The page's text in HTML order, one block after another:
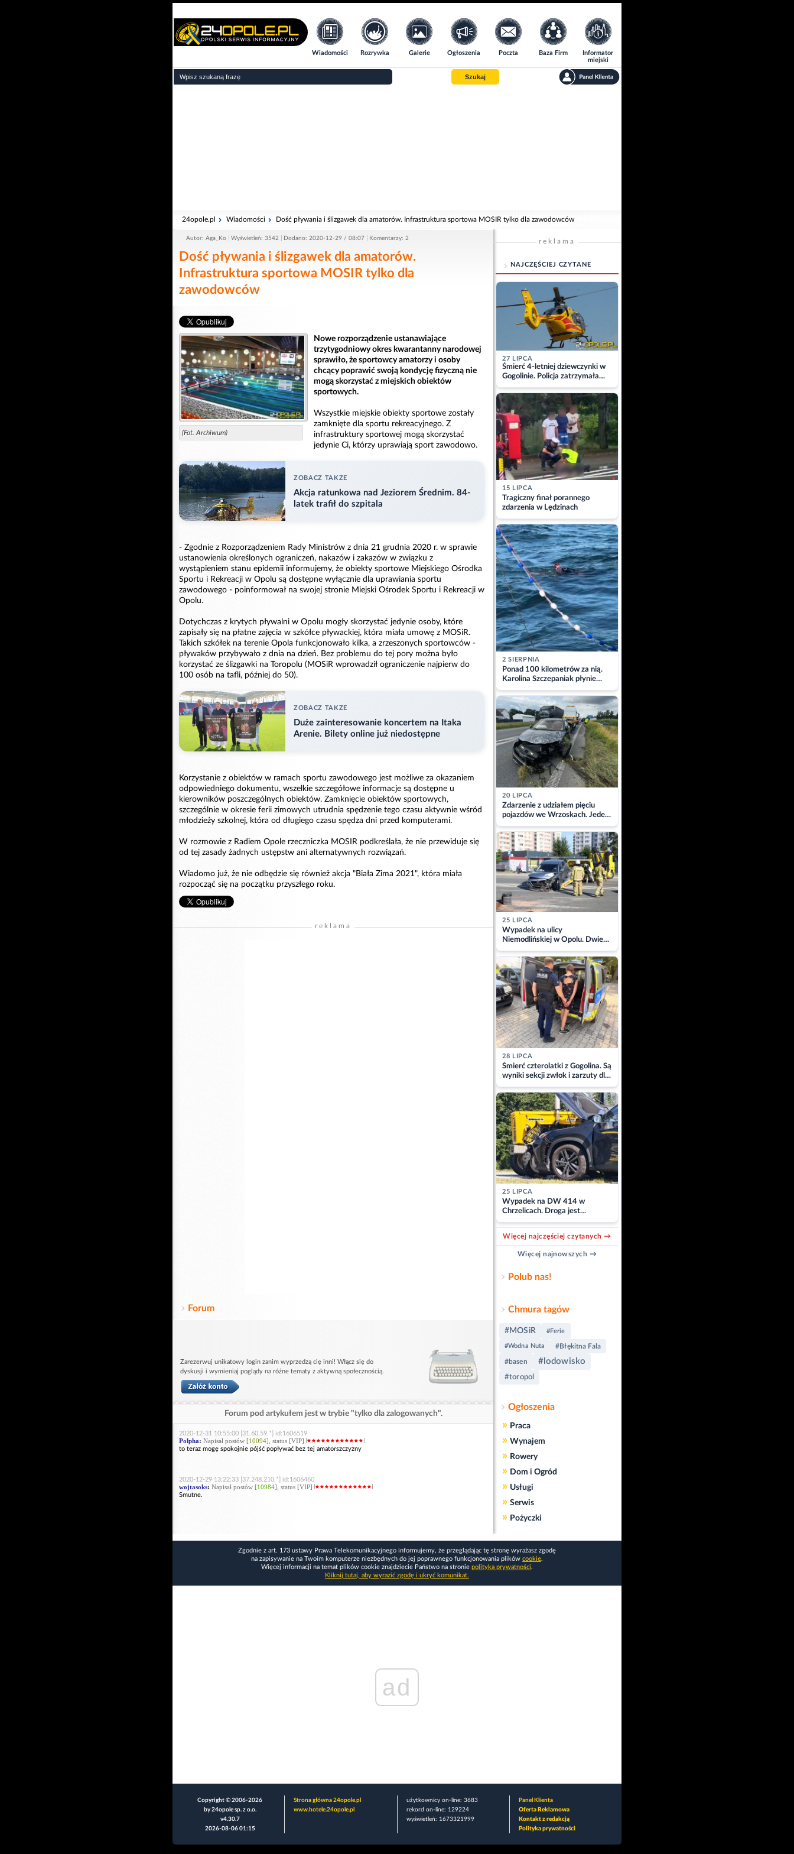
Wiadomości Rozrywka Galerie Ogłoszenia Poczta Baza Firm
Informator
miejski
Szukaj
24opole.pl Wiadomości Dość pływania i ślizgawek dla amatorów. Infrastruktura sportowa MOSIR tylko dla zawodowców
Autor: Aga_Ko Wyświetleń: 3542 Dodano: 2020-12-29 / 08:07 Komentarzy: 2
Dość pływania i ślizgawek dla amatorów.
Infrastruktura sportowa MOSIR tylko dla
zawodowców
(Fot. Archiwum)
Nowe rozporządzenie ustanawiające
trzytygodniowy okres kwarantanny narodowej
sprawiło, że sportowcy amatorzy i osoby
chcący poprawić swoją kondycję fizyczną nie
mogą skorzystać z miejskich obiektów
sportowych.
Wszystkie miejskie obiekty sportowe zostały
zamknięte dla sportu rekreacyjnego. Z
infrastruktury sportowej mogą skorzystać
jedynie Ci, którzy uprawiają sport zawodowo.
ZOBACZ TAKZE
Akcja ratunkowa nad Jeziorem Średnim. 84-
latek trafił do szpitala
- Zgodnie z Rozporządzeniem Rady Ministrów z dnia 21 grudnia 2020 r. w sprawie
ustanowienia określonych ograniczeń, nakazów i zakazów w związku z
wystąpieniem stanu epidemii informujemy, że obiekty sportowe Miejskiego Ośrodka
Sportu i Rekreacji w Opolu są dostępne wyłącznie dla uprawiania sportu
zawodowego - poinformował na swojej stronie Miejski Ośrodek Sportu i Rekreacji w
Opolu.
Dotychczas z krytych pływalni w Opolu mogły skorzystać jedynie osoby, które
zapisały się na płatne zajęcia w szkółce pływackiej, która miała umowę z MOSiR.
Takich szkółek na terenie Opola funkcjonowało kilka, a zrzeszonych sportowców -
pływaków przybywało z dnia na dzień. Bez problemu do tej pory można było
korzystać ze ślizgawki na Toropolu (MOSiR wprowadził ograniczenie najpierw do
100 osób na tafli, później do 50).
ZOBACZ TAKZE
Duże zainteresowanie koncertem na Itaka
Arenie. Bilety online już niedostępne
Korzystanie z obiektów w ramach sportu zawodowego jest możliwe za okazaniem
odpowiedniego dokumentu, wszelkie szczegółowe informacje są dostępne u
kierowników poszczególnych obiektów. Zamknięcie obiektów sportowych,
szczególnie w okresie ferii zimowych utrudnia spędzenie tego czasu aktywnie wśród
młodzieży szkolnej, która od długiego czasu spędza dni przed komputerami.
W rozmowie z Radiem Opole rzeczniczka MOSIR podkreślała, że nie przewiduje się
od tej zasady żadnych ustępstw ani alternatywnych rozwiązań.
Wiadomo już, że nie odbędzie się również akcja "Biała Zima 2021", która miała
rozpocząć się na początku przyszłego roku.
reklama
Forum
Zarezerwuj unikatowy login zanim wyprzedzą cię inni! Włącz się do
dyskusji i wymieniaj poglądy na różne tematy z aktywną społecznością.
Forum pod artykułem jest w trybie "tylko dla zalogowanych".
2020-12-31 10:55:00 [31.60.59.*] id:1606519
Polpha: Napisał postów [10094], status [VIP]
to teraz mogę spokojnie pójść popływać bez tej amatorszczyzny
2020-12-29 13:22:33 [37.248.210.*] id:1606460
wojtasoks: Napisał postów [10984], status [VIP]
Smutne.
reklama
NAJCZĘŚCIEJ CZYTANE
27 LIPCA
Śmierć 4-letniej dziewczynki w
Gogolinie. Policja zatrzymała
matkę
15 LIPCA
Tragiczny finał porannego
zdarzenia w Lędzinach
2 SIERPNIA
Ponad 100 kilometrów za nią.
Karolina Szczepaniak płynie
przez Bałtyk dla Piotra.
Aktualizacja
20 LIPCA
Zdarzenie z udziałem pięciu
pojazdów we Wrzoskach. Jeden
z kierowców zabrany w
kajdankach
25 LIPCA
Wypadek na ulicy
Niemodlińskiej w Opolu. Dwie
osoby w szpitalu
28 LIPCA
Śmierć czterolatki z Gogolina. Są
wyniki sekcji zwłok i zarzuty dla
matki
25 LIPCA
Wypadek na DW 414 w
Chrzelicach. Droga jest
zablokowana
Więcej najczęściej czytanych →
Więcej najnowszych →
Polub nas!
Chmura tagów
#MOSiR #Ferie
#Wodna Nuta #Błękitna Fala
#basen #lodowisko
#toropol
Ogłoszenia
» Praca
» Wynajem
» Rowery
» Dom i Ogród
» Usługi
» Serwis
» Pożyczki
Zgodnie z art. 173 ustawy Prawa Telekomunikacyjnego informujemy, że przeglądając tę stronę wyrażasz zgodę
na zapisywanie na Twoim komputerze niezbędnych do jej poprawnego funkcjonowania plików cookie.
Więcej informacji na temat plików cookie znajdziecie Państwo na stronie polityka prywatności.
Kliknij tutaj, aby wyrazić zgodę i ukryć komunikat.
ad
Copyright © 2006-2026
by 24opole sp. z o.o.
v4.30.7
2026-08-06 01:15
Strona główna 24opole.pl
www.hotele.24opole.pl
użytkownicy on-line: 3683
rekord on-line: 129224
wyświetleń: 1673321999
Panel Klienta
Oferta Reklamowa
Kontakt z redakcją
Polityka prywatności